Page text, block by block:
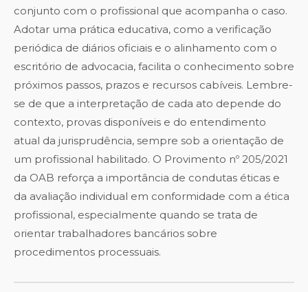
conjunto com o profissional que acompanha o caso.
Adotar uma prática educativa, como a verificação
periódica de diários oficiais e o alinhamento com o
escritório de advocacia, facilita o conhecimento sobre
próximos passos, prazos e recursos cabíveis. Lembre-
se de que a interpretação de cada ato depende do
contexto, provas disponíveis e do entendimento
atual da jurisprudência, sempre sob a orientação de
um profissional habilitado. O Provimento nº 205/2021
da OAB reforça a importância de condutas éticas e
da avaliação individual em conformidade com a ética
profissional, especialmente quando se trata de
orientar trabalhadores bancários sobre
procedimentos processuais.